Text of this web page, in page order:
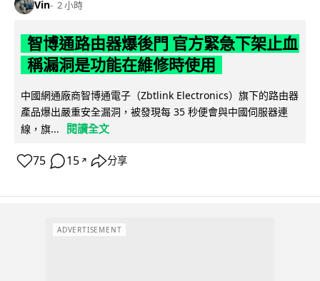
Vin 2 小時
智博通路由器爆後門 官方緊急下架止血
稱漏洞是功能在維修時使用
中國網通廠商智博通電子（Zbtlink Electronics）旗下的路由器
產品爆出嚴重安全漏洞，被發現每 35 秒便會與中國伺服器連
線，旗...
閱讀全文
75 15 ↗ 分享
ADVERTISEMENT